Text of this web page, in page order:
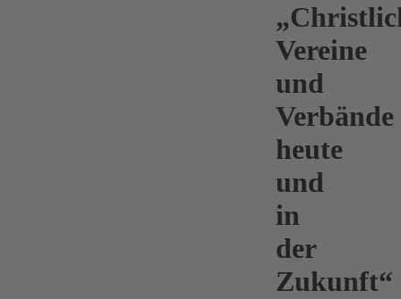
Vereine
und
Verbände
heute
und
in
der
Zukunft“